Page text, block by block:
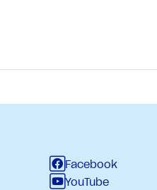
Facebook
YouTube